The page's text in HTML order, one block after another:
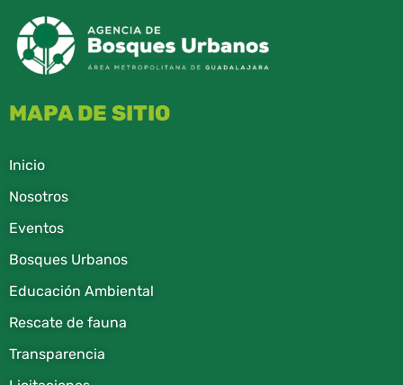
MAPA DE SITIO
Inicio
Nosotros
Eventos
Bosques Urbanos
Educación Ambiental
Rescate de fauna​
Transparencia